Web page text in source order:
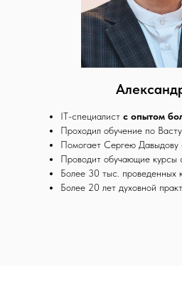
IT-специалист с опытом
Проходил обучение по Васту
Помогает Сергею Давыдову
Проводит обучающие курсы
Более 30 тыс. проведенных
Более 20 лет духовной